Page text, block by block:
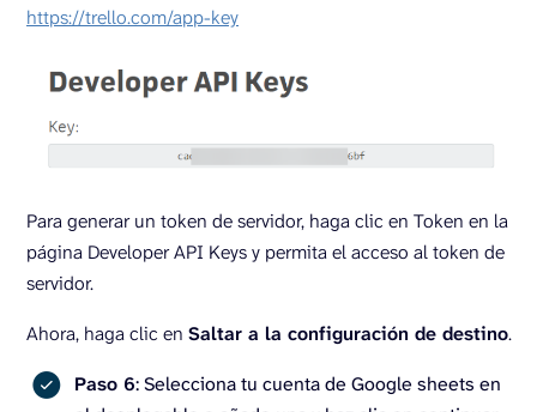
https://trello.com/app-key
Para generar un token de servidor, haga clic en Token en la
página Developer API Keys y permita el acceso al token de
servidor.
Ahora, haga clic en Saltar a la configuración de destino.
Paso 6: Selecciona tu cuenta de Google sheets en